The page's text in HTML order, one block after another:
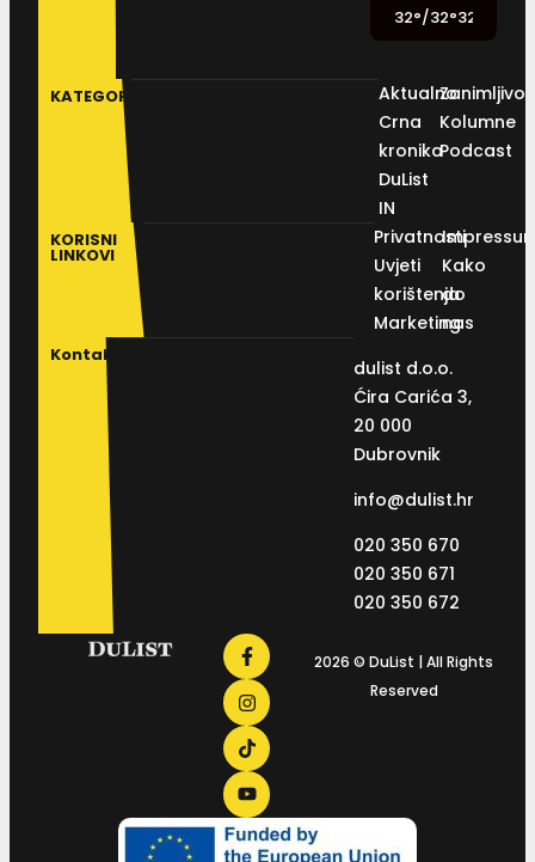
32°/32°32
KATEGORIJE
Aktualno
Crna
kronika
DuList
IN
Kolumne
Podcast
KORISNI
LINKOVI
Privatnosti
Uvjeti
korištenja
Marketing
Kako
do
nas
Kontakt
dulist d.o.o.
Ćira Carića 3,
20 000
Dubrovnik
info@dulist.hr
020 350 670
020 350 671
020 350 672
2026 © DuList | All Rights
Reserved